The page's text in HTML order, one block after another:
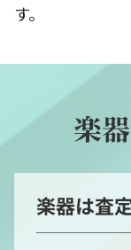
す。
楽器
楽器は査